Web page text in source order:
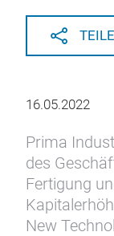
16.05.2022
Prima
des
Fertigung
New